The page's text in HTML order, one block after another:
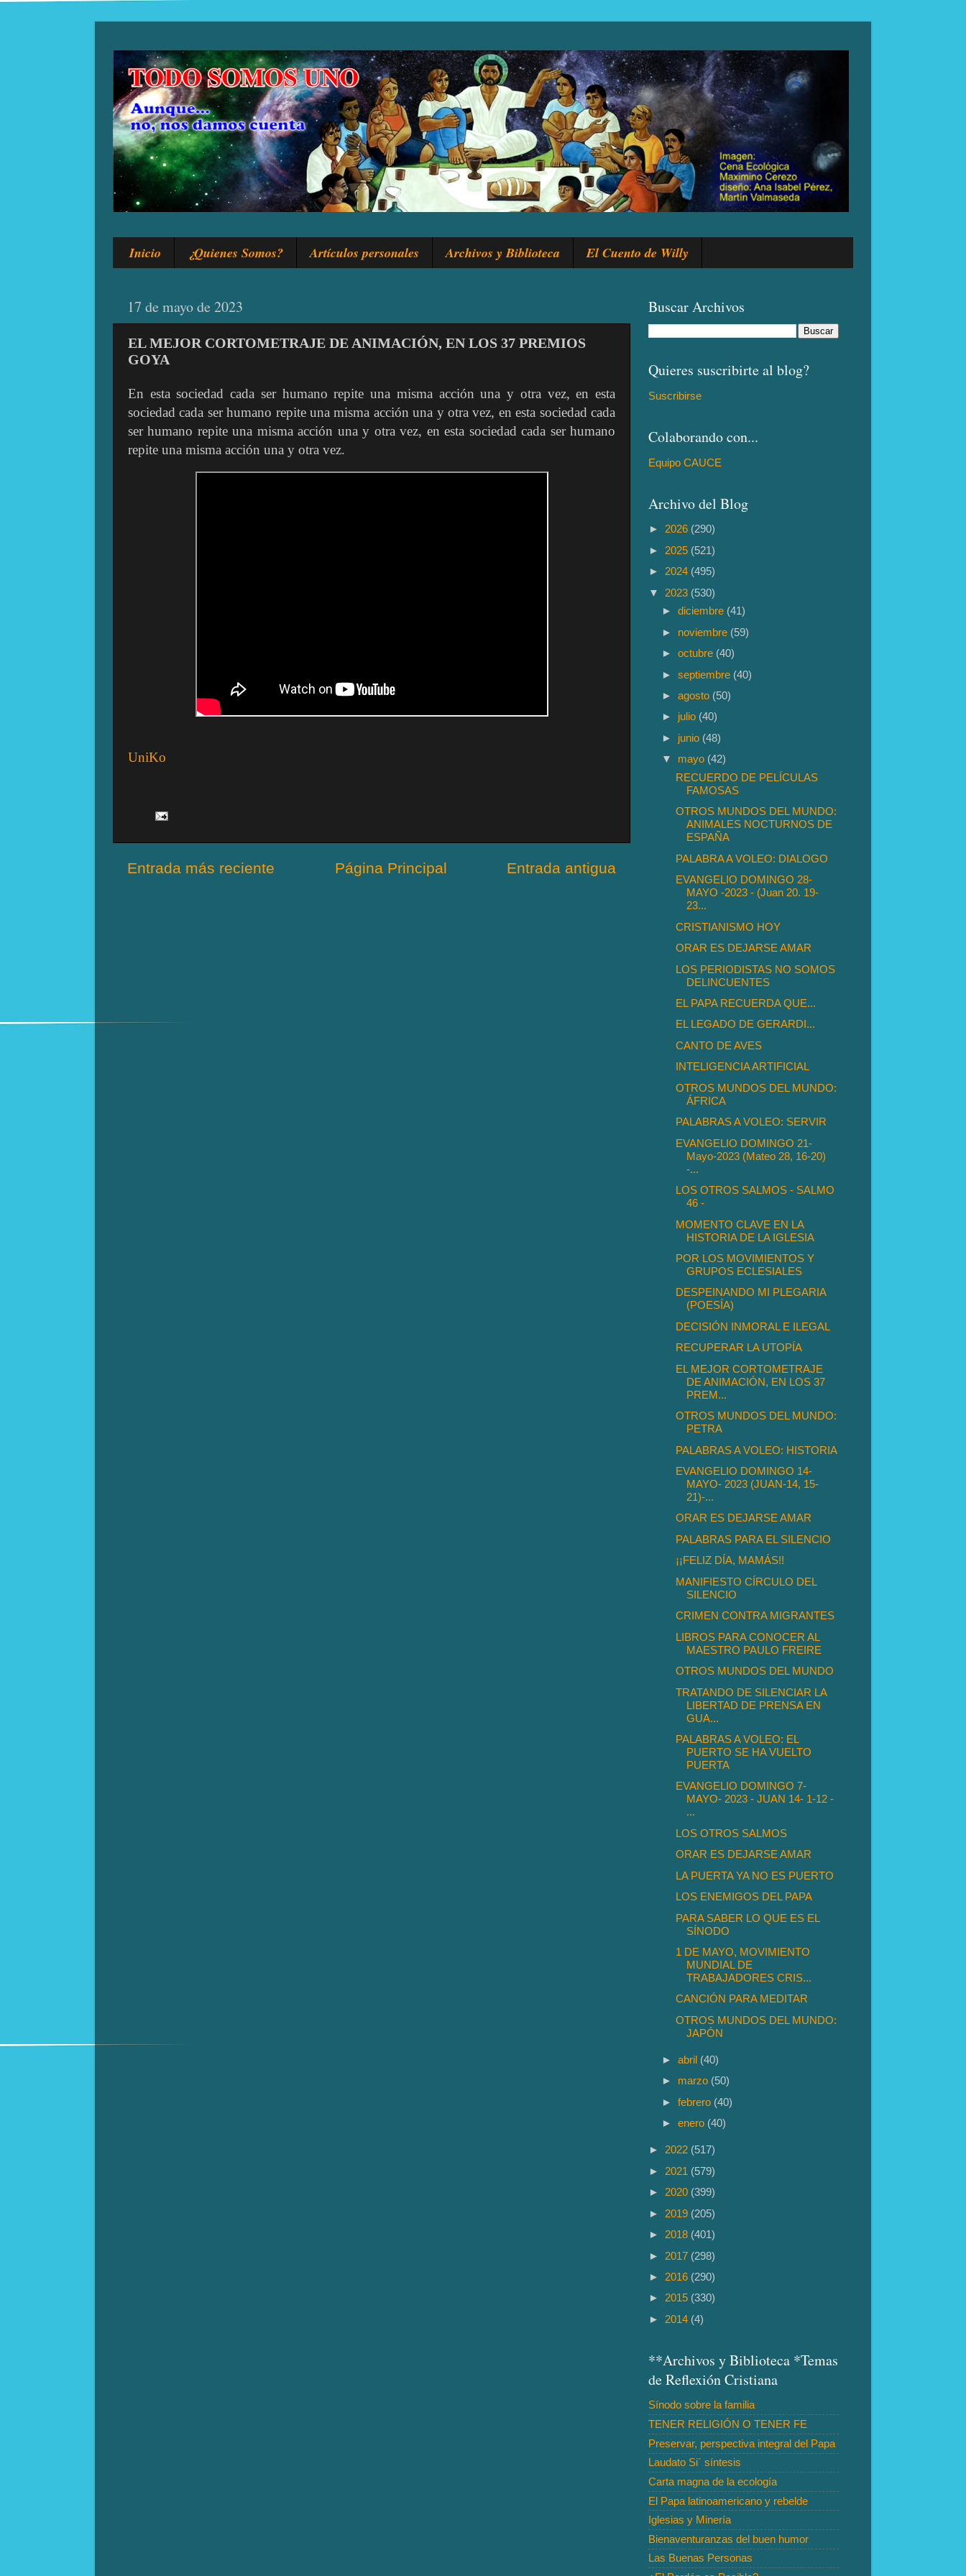
Inicio ¿Quienes Somos? Artículos personales Archivos y Biblioteca El Cuento de Willy
17 de mayo de 2023
EL MEJOR CORTOMETRAJE DE ANIMACIÓN, EN LOS 37 PREMIOS
GOYA
En esta sociedad cada ser humano repite una misma acción una y otra vez, en esta
sociedad cada ser humano repite una misma acción una y otra vez, en esta sociedad cada
ser humano repite una misma acción una y otra vez, en esta sociedad cada ser humano
repite una misma acción una y otra vez.
UniKo
Entrada más reciente Entrada antigua
Página Principal
Buscar Archivos
Quieres suscribirte al blog?
Suscribirse
Colaborando con...
Equipo CAUCE
Archivo del Blog
► 2026 (290)
► 2025 (521)
► 2024 (495)
▼ 2023 (530)
►diciembre (41)
► noviembre (59)
►octubre (40)
►septiembre (40)
►agosto (50)
► julio (40)
► junio (48)
▼ mayo (42)
RECUERDO DE PELÍCULAS
FAMOSAS
OTROS MUNDOS DEL MUNDO:
ANIMALES NOCTURNOS DE
ESPAÑA
PALABRA A VOLEO: DIALOGO
EVANGELIO DOMINGO 28-
MAYO -2023 - (Juan 20. 19-
23...
CRISTIANISMO HOY
ORAR ES DEJARSE AMAR
LOS PERIODISTAS NO SOMOS
DELINCUENTES
EL PAPA RECUERDA QUE...
EL LEGADO DE GERARDI...
CANTO DE AVES
INTELIGENCIA ARTIFICIAL
OTROS MUNDOS DEL MUNDO:
ÁFRICA
PALABRAS A VOLEO: SERVIR
EVANGELIO DOMINGO 21-
Mayo-2023 (Mateo 28, 16-20)
-...
LOS OTROS SALMOS - SALMO
46 -
MOMENTO CLAVE EN LA
HISTORIA DE LA IGLESIA
POR LOS MOVIMIENTOS Y
GRUPOS ECLESIALES
DESPEINANDO MI PLEGARIA
(POESÍA)
DECISIÓN INMORAL E ILEGAL
RECUPERAR LA UTOPÍA
EL MEJOR CORTOMETRAJE
DE ANIMACIÓN, EN LOS 37
PREM...
OTROS MUNDOS DEL MUNDO:
PETRA
PALABRAS A VOLEO: HISTORIA
EVANGELIO DOMINGO 14-
MAYO- 2023 (JUAN-14, 15-
21)-...
ORAR ES DEJARSE AMAR
PALABRAS PARA EL SILENCIO
¡¡FELIZ DÍA, MAMÁS!!
MANIFIESTO CÍRCULO DEL
SILENCIO
CRIMEN CONTRA MIGRANTES
LIBROS PARA CONOCER AL
MAESTRO PAULO FREIRE
OTROS MUNDOS DEL MUNDO
TRATANDO DE SILENCIAR LA
LIBERTAD DE PRENSA EN
GUA...
PALABRAS A VOLEO: EL
PUERTO SE HA VUELTO
PUERTA
EVANGELIO DOMINGO 7-
MAYO- 2023 - JUAN 14- 1-12 -
...
LOS OTROS SALMOS
ORAR ES DEJARSE AMAR
LA PUERTA YA NO ES PUERTO
LOS ENEMIGOS DEL PAPA
PARA SABER LO QUE ES EL
SÍNODO
1 DE MAYO, MOVIMIENTO
MUNDIAL DE
TRABAJADORES CRIS...
CANCIÓN PARA MEDITAR
OTROS MUNDOS DEL MUNDO:
JAPÓN
►abril (40)
► marzo (50)
►febrero (40)
►enero (40)
► 2022 (517)
► 2021 (579)
► 2020 (399)
► 2019 (205)
► 2018 (401)
► 2017 (298)
► 2016 (290)
► 2015 (330)
► 2014 (4)
**Archivos y Biblioteca *Temas
de Reflexión Cristiana
Sínodo sobre la familia
TENER RELIGIÓN O TENER FE
Preservar, perspectiva integral del Papa
Laudato Si´ síntesis
Carta magna de la ecología
El Papa latinoamericano y rebelde
Iglesias y Minería
Bienaventuranzas del buen humor
Las Buenas Personas